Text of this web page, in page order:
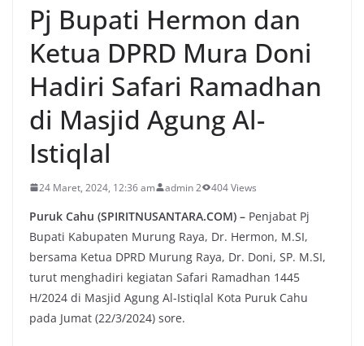
Pj Bupati Hermon dan
Ketua DPRD Mura Doni
Hadiri Safari Ramadhan
di Masjid Agung Al-
Istiqlal
24 Maret, 2024, 12:36 am admin 2 404 Views
Puruk Cahu (SPIRITNUSANTARA.COM) – Penjabat Pj
Bupati Kabupaten Murung Raya, Dr. Hermon, M.SI,
bersama Ketua DPRD Murung Raya, Dr. Doni, SP. M.SI,
turut menghadiri kegiatan Safari Ramadhan 1445
H/2024 di Masjid Agung Al-Istiqlal Kota Puruk Cahu
pada Jumat (22/3/2024) sore.